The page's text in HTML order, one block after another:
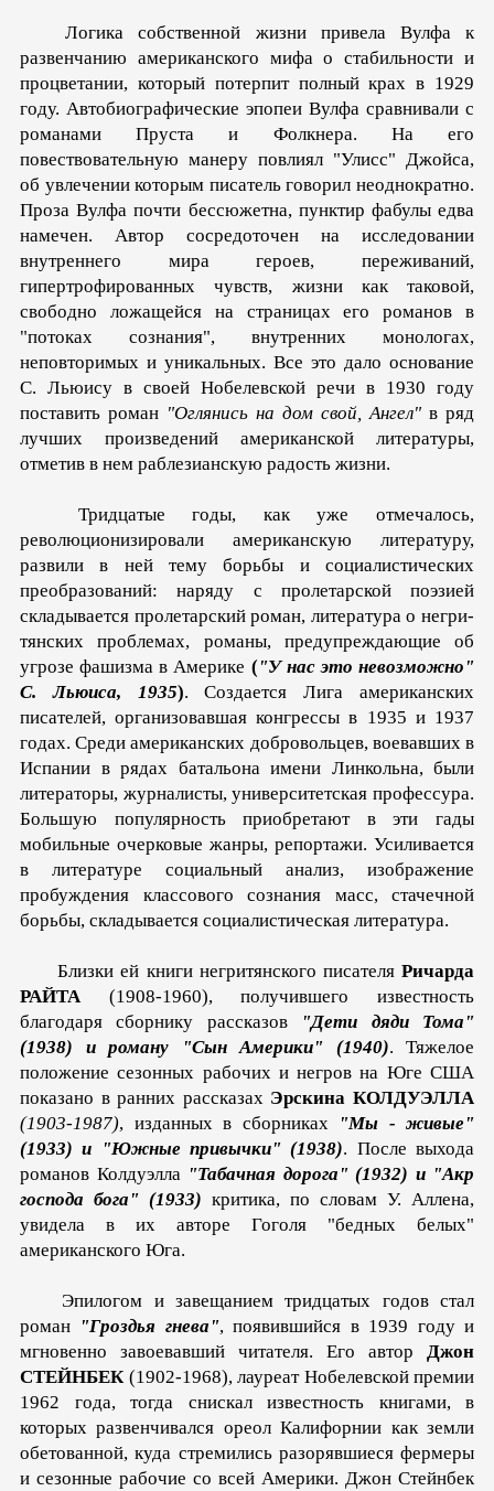
Логика собственной жизни привела Вулфа к
развенчанию американского мифа о стабильности и
процветании, который потерпит полный крах в 1929
году. Автобиографические эпопеи Вулфа сравнивали с
романа­ми Пруста и Фолкнера. На его
повествовательную манеру по­влиял "Улисс" Джойса,
об увлечении которым писатель говорил неоднократно.
Проза Вулфа почти бессюжетна, пунктир фабулы едва
намечен. Автор сосредоточен на исследовании
внутреннего мира героев, переживаний,
гипертрофированных чувств, жизни как таковой,
свободно ложащейся на страницах его романов в
"потоках сознания", внутренних монологах,
неповторимых и уникальных. Все это дало основание
С. Льюису в своей Нобелевской речи в 1930 году
поставить ро­ман "Оглянись на дом свой, Ангел" в ряд
лучших произведе­ний американской литературы,
отметив в нем раблезианскую радость жизни.
Тридцатые годы, как уже отмечалось,
революционизирова­ли американскую литературу,
развили в ней тему борьбы и социалистических
преобразований: наряду с пролетарской по­эзией
складывается пролетарский роман, литература о негри­
тянских проблемах, романы, предупреждающие об
угрозе фа­шизма в Америке ("У нас это невозможно"
С. Льюиса, 1935). Создается Лига американских
писателей, организовавшая конгрессы в 1935 и 1937
годах. Среди американских добро­вольцев, воевавших в
Испании в рядах батальона имени Лин­кольна, были
литераторы, журналисты, университетская про­фессура.
Большую популярность приобретают в эти гады
мобильные очерковые жанры, репортажи. Усиливается
в литературе социальный анализ, изображение
пробуждения клас­сового сознания масс, стачечной
борьбы, складывается социа­листическая литература.
Близки ей книги негритянского писа­теляРичарда
РАЙТА (1908-1960), получившего известность
благодаря сборнику рассказов
"Дети дяди Тома"
(1938) и ро­ману "Сын Америки" (1940). Тяжелое
положение сезонных рабочих и негров на Юге США
показано в ранних рассказах Эрскина КОЛДУЭЛЛА
(1903-1987), изданных в сборниках
"Мы - живые"
(1933) и "Южные привычки" (1938). После выхода
романов Колдуэлла "Табачная дорога" (1932) и "Акр
господа бога" (1933) критика, по словам У. Аллена,
увидела в их авторе Гоголя "бедных белых"
американского Юга.
Эпилогом и завещанием тридцатых годов стал
роман "Гроздья гнева", появившийся в 1939 году и
мгновенно завое­вавший читателя. Его автор Джон
СТЕЙНБЕК(1902-1968), лауреат Нобелевской премии
1962 года, тогда снискал извест­ность книгами, в
которых развенчивался ореол Калифорнии как земли
обетованной, куда стремились разорявшиеся фер­меры
и сезонные рабочие со всей Америки. Джон Стейнбек